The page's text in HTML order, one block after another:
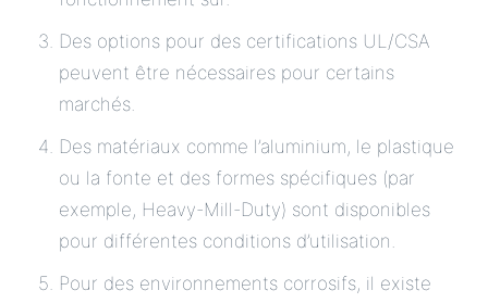
Des options pour des certifications UL/CSA
peuvent être nécessaires pour certains
marchés.
Des matériaux comme l’aluminium, le plastique
ou la fonte et des formes spécifiques (par
exemple, Heavy-Mill-Duty) sont disponibles
pour différentes conditions d’utilisation.
Pour des environnements corrosifs, il existe